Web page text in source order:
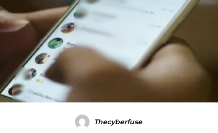
Thecyberfuse